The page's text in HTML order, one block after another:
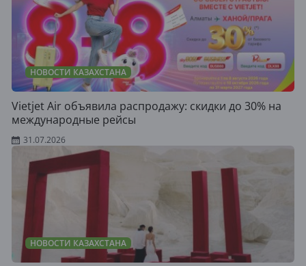
НОВОСТИ КАЗАХСТАНА
Vietjet Air объявила распродажу: скидки до 30% на
международные рейсы
31.07.2026
НОВОСТИ КАЗАХСТАНА